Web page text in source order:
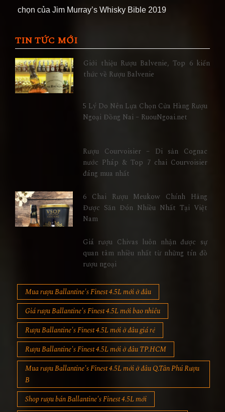
chọn của Jim Murray’s Whisky Bible 2019
TIN TỨC MỚI
Giới thiệu Rượu Balvenie, Top 6 kiến
thức về Rượu Balvenie
5 Lý Do Nên Lựa Chọn Cửa Hàng Rượu
Ngoại Đồng Nai – RuouNgoai.net
Rượu Courvoisier – Di sản Cognac
nước Pháp & Top 7 chai Courvoisier
đáng mua nhất
6 Chai Rượu Meukow Chính Hãng
Được Săn Đón Nhiều Nhất Tại Việt
Nam
Giá rượu Chivas luôn nhận được sự
quan tâm nhiều nhất từ những tín đồ
rượu ngoại
Mua rượu Ballantine's Finest 4.5L mới ở đâu
Giá rượu Ballantine's Finest 4.5L mới bao nhiêu
Rượu Ballantine's Finest 4.5L mới ở đâu giá rẻ
Rượu Ballantine's Finest 4.5L mới ở đâu TP.HCM
Mua rượu Ballantine's Finest 4.5L mới ở đâu Q.Tân Phú Rượu
B
Shop rượu bán Ballantine's Finest 4.5L mới